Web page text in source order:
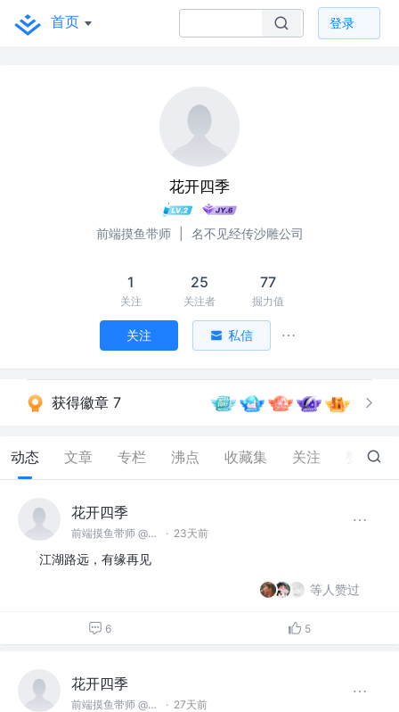
首页 登录
花开四季
前端摸鱼带师 名不见经传沙雕公司
1
关注
25
关注者
77
掘力值
关注 私信
获得徽章 7
动态 文章 专栏 沸点 收藏集 关注 151
花开四季
前端摸鱼带师 @名不见经传沙雕公司 · 23天前
江湖路远，有缘再见
等人赞过
6 5
花开四季
前端摸鱼带师 @名不见经传沙雕公司 · 27天前